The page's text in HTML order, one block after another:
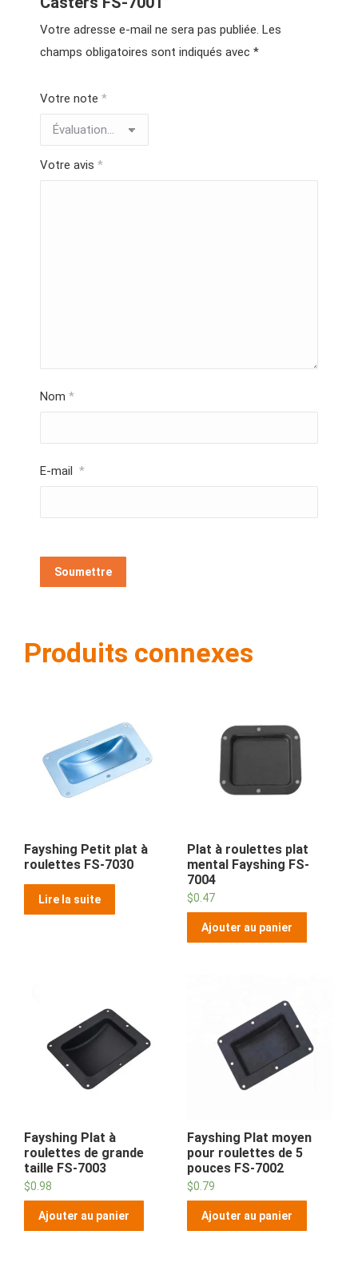
Votre adresse e-mail ne sera pas publiée. Les
champs obligatoires sont indiqués avec *
Votre note *
Votre avis *
Nom *
E-mail *
Produits connexes
Fayshing Petit plat à
roulettes FS-7030
Lire la suite
Plat à roulettes plat
mental Fayshing FS-
7004
$0.47
Ajouter au panier
Fayshing Plat à
roulettes de grande
taille FS-7003
$0.98
Ajouter au panier
Fayshing Plat moyen
pour roulettes de 5
pouces FS-7002
$0.79
Ajouter au panier